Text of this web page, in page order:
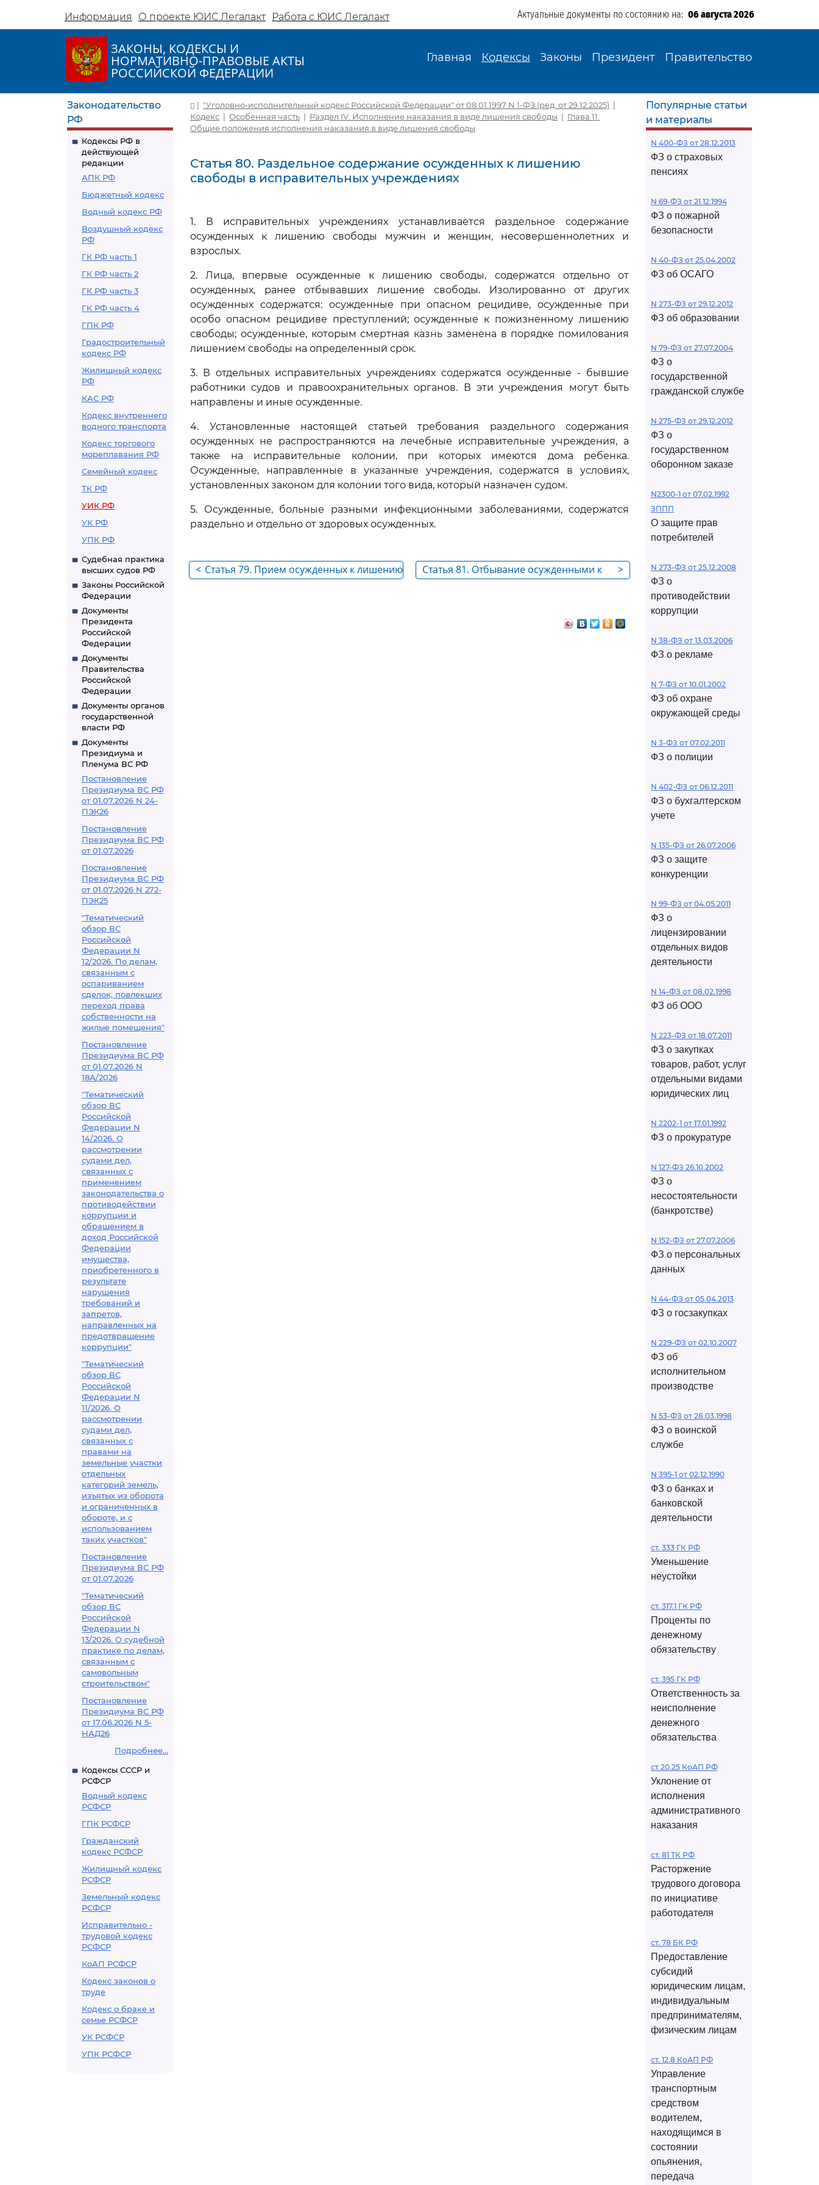
Информация О проекте ЮИС Легалакт Работа с ЮИС Легалакт Актуальные документы по состоянию на: 06 августа 2026
ЗАКОНЫ, КОДЕКСЫ И
НОРМАТИВНО-ПРАВОВЫЕ АКТЫ
РОССИЙСКОЙ ФЕДЕРАЦИИ
Главная Кодексы Законы Президент Правительство
Законодательство
РФ
Кодексы РФ в
действующей
редакции
АПК РФ
Бюджетный кодекс
Водный кодекс РФ
Воздушный кодекс
РФ
ГК РФ часть 1
ГК РФ часть 2
ГК РФ часть 3
ГК РФ часть 4
ГПК РФ
Градостроительный
кодекс РФ
Жилищный кодекс
РФ
КАС РФ
Кодекс внутреннего
водного транспорта
Кодекс торгового
мореплавания РФ
Семейный кодекс
ТК РФ
УИК РФ
УК РФ
УПК РФ
Судебная практика
высших судов РФ
Законы Российской
Федерации
Документы
Президента
Российской
Федерации
Документы
Правительства
Российской
Федерации
Документы органов
государственной
власти РФ
Документы
Президиума и
Пленума ВС РФ
Постановление
Президиума ВС РФ
от 01.07.2026 N 24-
ПЭК26
Постановление
Президиума ВС РФ
от 01.07.2026
Постановление
Президиума ВС РФ
от 01.07.2026 N 272-
ПЭК25
"Тематический
обзор ВС
Российской
Федерации N
12/2026. По делам,
связанным с
оспариванием
сделок, повлекших
переход права
собственности на
жилые помещения"
Постановление
Президиума ВС РФ
от 01.07.2026 N
18А/2026
"Тематический
обзор ВС
Российской
Федерации N
14/2026. О
рассмотрении
судами дел,
связанных с
применением
законодательства о
противодействии
коррупции и
обращением в
доход Российской
Федерации
имущества,
приобретенного в
результате
нарушения
требований и
запретов,
направленных на
предотвращение
коррупции"
"Тематический
обзор ВС
Российской
Федерации N
11/2026. О
рассмотрении
судами дел,
связанных с
правами на
земельные участки
отдельных
категорий земель,
изъятых из оборота
и ограниченных в
обороте, и с
использованием
таких участков"
Постановление
Президиума ВС РФ
от 01.07.2026
"Тематический
обзор ВС
Российской
Федерации N
13/2026. О судебной
практике по делам,
связанным с
самовольным
строительством"
Постановление
Президиума ВС РФ
от 17.06.2026 N 5-
НАД26
Подробнее...
Кодексы СССР и
РСФСР
Водный кодекс
РСФСР
ГПК РСФСР
Гражданский
кодекс РСФСР
Жилищный кодекс
РСФСР
Земельный кодекс
РСФСР
Исправительно -
трудовой кодекс
РСФСР
КоАП РСФСР
Кодекс законов о
труде
Кодекс о браке и
семье РСФСР
УК РСФСР
УПК РСФСР
| "Уголовно-исполнительный кодекс Российской Федерации" от 08.01.1997 N 1-ФЗ (ред. от 29.12.2025) |
Кодекс | Особенная часть | Раздел IV. Исполнение наказания в виде лишения свободы | Глава 11.
Общие положения исполнения наказания в виде лишения свободы
Статья 80. Раздельное содержание осужденных к лишению
свободы в исправительных учреждениях
1. В исправительных учреждениях устанавливается раздельное содержание
осужденных к лишению свободы мужчин и женщин, несовершеннолетних и
взрослых.
2. Лица, впервые осужденные к лишению свободы, содержатся отдельно от
осужденных, ранее отбывавших лишение свободы. Изолированно от других
осужденных содержатся: осужденные при опасном рецидиве, осужденные при
особо опасном рецидиве преступлений; осужденные к пожизненному лишению
свободы; осужденные, которым смертная казнь заменена в порядке помилования
лишением свободы на определенный срок.
3. В отдельных исправительных учреждениях содержатся осужденные - бывшие
работники судов и правоохранительных органов. В эти учреждения могут быть
направлены и иные осужденные.
4. Установленные настоящей статьей требования раздельного содержания
осужденных не распространяются на лечебные исправительные учреждения, а
также на исправительные колонии, при которых имеются дома ребенка.
Осужденные, направленные в указанные учреждения, содержатся в условиях,
установленных законом для колонии того вида, который назначен судом.
5. Осужденные, больные разными инфекционными заболеваниями, содержатся
раздельно и отдельно от здоровых осужденных.
< Статья 79. Прием осужденных к лишению
>
Статья 81. Отбывание осужденными к
Популярные статьи
и материалы
N 400-ФЗ от 28.12.2013
ФЗ о страховых
пенсиях
N 69-ФЗ от 21.12.1994
ФЗ о пожарной
безопасности
N 40-ФЗ от 25.04.2002
ФЗ об ОСАГО
N 273-ФЗ от 29.12.2012
ФЗ об образовании
N 79-ФЗ от 27.07.2004
ФЗ о
государственной
гражданской службе
N 275-ФЗ от 29.12.2012
ФЗ о
государственном
оборонном заказе
N2300-1 от 07.02.1992
ЗППП
О защите прав
потребителей
N 273-ФЗ от 25.12.2008
ФЗ о
противодействии
коррупции
N 38-ФЗ от 13.03.2006
ФЗ о рекламе
N 7-ФЗ от 10.01.2002
ФЗ об охране
окружающей среды
N 3-ФЗ от 07.02.2011
ФЗ о полиции
N 402-ФЗ от 06.12.2011
ФЗ о бухгалтерском
учете
N 135-ФЗ от 26.07.2006
ФЗ о защите
конкуренции
N 99-ФЗ от 04.05.2011
ФЗ о
лицензировании
отдельных видов
деятельности
N 14-ФЗ от 08.02.1998
ФЗ об ООО
N 223-ФЗ от 18.07.2011
ФЗ о закупках
товаров, работ, услуг
отдельными видами
юридических лиц
N 2202-1 от 17.01.1992
ФЗ о прокуратуре
N 127-ФЗ 26.10.2002
ФЗ о
несостоятельности
(банкротстве)
N 152-ФЗ от 27.07.2006
ФЗ о персональных
данных
N 44-ФЗ от 05.04.2013
ФЗ о госзакупках
N 229-ФЗ от 02.10.2007
ФЗ об
исполнительном
производстве
N 53-ФЗ от 28.03.1998
ФЗ о воинской
службе
N 395-1 от 02.12.1990
ФЗ о банках и
банковской
деятельности
ст. 333 ГК РФ
Уменьшение
неустойки
ст. 317.1 ГК РФ
Проценты по
денежному
обязательству
ст. 395 ГК РФ
Ответственность за
неисполнение
денежного
обязательства
ст 20.25 КоАП РФ
Уклонение от
исполнения
административного
наказания
ст. 81 ТК РФ
Расторжение
трудового договора
по инициативе
работодателя
ст. 78 БК РФ
Предоставление
субсидий
юридическим лицам,
индивидуальным
предпринимателям,
физическим лицам
ст. 12.8 КоАП РФ
Управление
транспортным
средством
водителем,
находящимся в
состоянии
опьянения,
передача